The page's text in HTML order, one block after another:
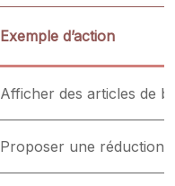
Exemple d’action
Afficher des articles de
Proposer une réduction